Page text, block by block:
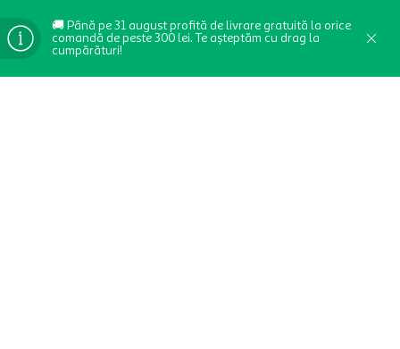
🚚 Până pe 31 august profită de livrare gratuită la orice
comandă de peste 300 lei. Te așteptăm cu drag la
cumpărături!